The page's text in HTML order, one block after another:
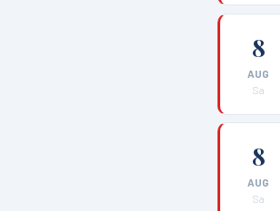
8
AUG
Sa
8
AUG
Sa